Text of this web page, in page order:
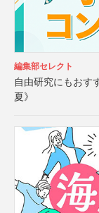
編集部セレクト
自由研究にもおす
夏》